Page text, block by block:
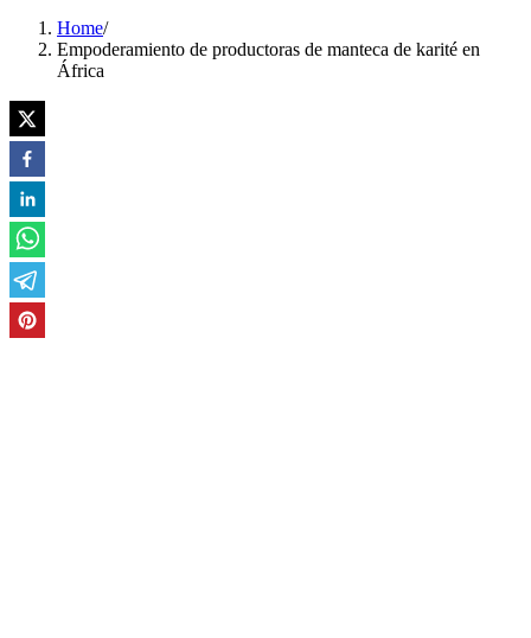
Home/
Empoderamiento de productoras de manteca de karité en
África